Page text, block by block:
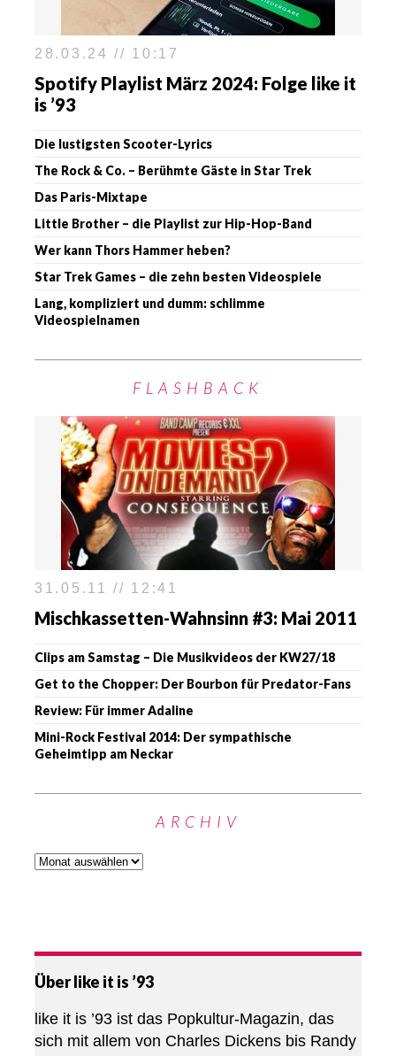
28.03.24 // 10:17
Spotify Playlist März 2024: Folge like it
is ’93
Die lustigsten Scooter-Lyrics
The Rock & Co. – Berühmte Gäste in Star Trek
Das Paris-Mixtape
Little Brother – die Playlist zur Hip-Hop-Band
Wer kann Thors Hammer heben?
Star Trek Games – die zehn besten Videospiele
Lang, kompliziert und dumm: schlimme
Videospielnamen
FLASHBACK
31.05.11 // 12:41
Mischkassetten-Wahnsinn #3: Mai 2011
Clips am Samstag – Die Musikvideos der KW27/18
Get to the Chopper: Der Bourbon für Predator-Fans
Review: Für immer Adaline
Mini-Rock Festival 2014: Der sympathische
Geheimtipp am Neckar
ARCHIV
Über like it is ’93
like it is ’93 ist das Popkultur-Magazin, das
sich mit allem von Charles Dickens bis Randy